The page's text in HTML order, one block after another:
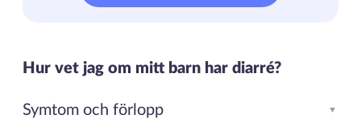
Hur vet jag om mitt barn har diarré?
Symtom och förlopp ▲